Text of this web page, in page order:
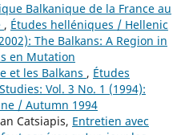
Balkanique de la France au
, Études helléniques / Hellenic
The Balkans: A Region in
en Mutation
et les Balkans , Études
Vol. 3 No. 1 (1994):
/ Autumn 1994
Catsiapis, Entretien avec